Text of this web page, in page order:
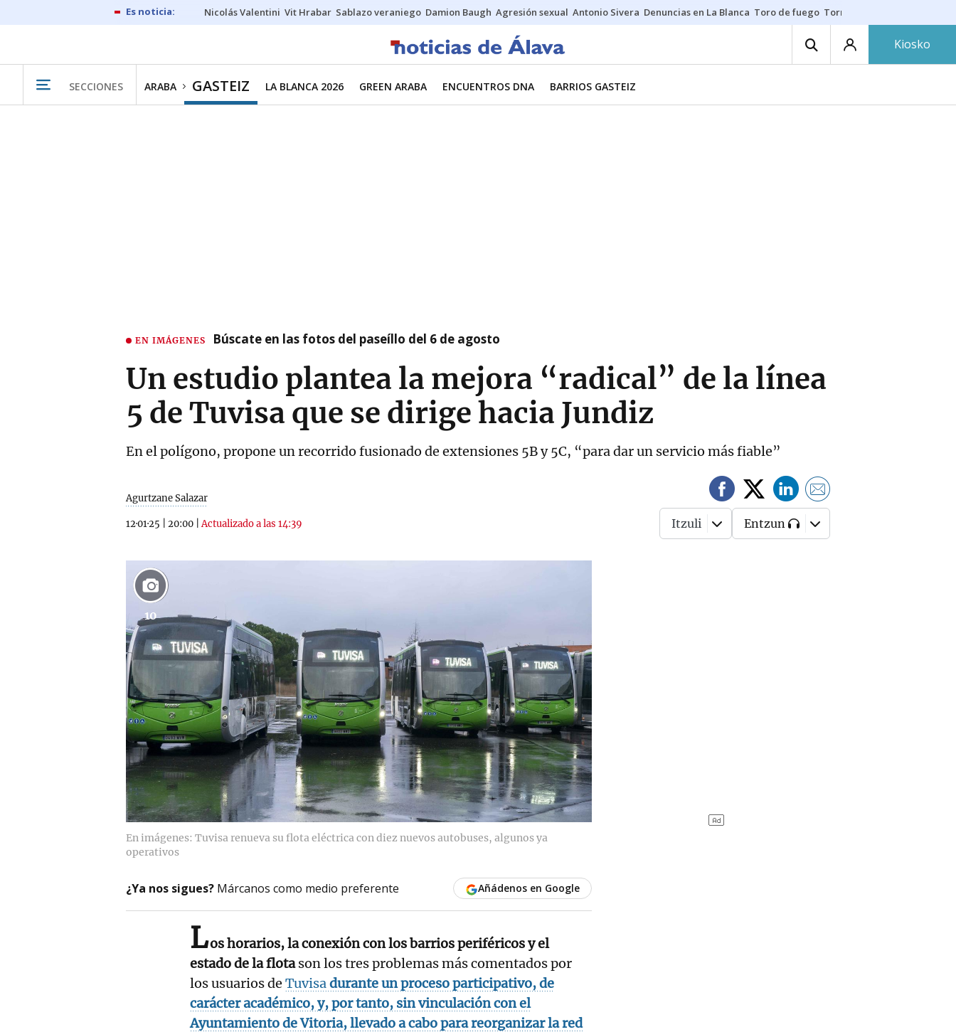
Nicolás Valentini Vit Hrabar Sablazo veraniego Damion Baugh Agresión sexual Antonio Sivera Denuncias en La Blanca Toro de fuego Tornike Shengelia
Kiosko
SECCIONES ARABA GASTEIZ LA BLANCA 2026 GREEN ARABA ENCUENTROS DNA BARRIOS GASTEIZ
EN IMÁGENES Búscate en las fotos del paseíllo del 6 de agosto
Un estudio plantea la mejora “radical” de la línea
5 de Tuvisa que se dirige hacia Jundiz
En el polígono, propone un recorrido fusionado de extensiones 5B y 5C, “para dar un servicio más fiable”
Agurtzane Salazar
12·01·25 20:00 |Actualizado a las 14:39 Itzuli Entzun
10
En imágenes: Tuvisa renueva su flota eléctrica con diez nuevos autobuses, algunos ya
operativos
¿Ya nos sigues? Márcanos como medio preferente Añádenos en Google
Los horarios, la conexión con los barrios periféricos y el
estado de la flotason los tres problemas más comentados por
los usuarios de Tuvisadurante un proceso participativo, de
carácter académico, y, por tanto, sin vinculación con el
Ayuntamiento de Vitoria, llevado a cabopara reorganizar la red